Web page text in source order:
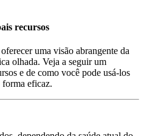
recursos
uma visão abrangente da
olhada. Veja a seguir um
e de como você pode usá-los
forma eficaz.